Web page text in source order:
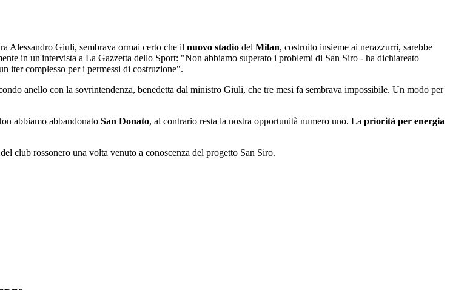
Alessandro Giuli, sembrava ormai certo che il nuovo stadio del Milan, costruito insieme ai nerazzurri, sarebbe
in un'intervista a La Gazzetta dello Sport: "Non abbiamo superato i problemi di San Siro - ha dichiareato
iter complesso per i permessi di costruzione".
anello con la sovrintendenza, benedetta dal ministro Giuli, che tre mesi fa sembrava impossibile. Un modo per
abbiamo abbandonato San Donato, al contrario resta la nostra opportunità numero uno. La priorità per energia
club rossonero una volta venuto a conoscenza del progetto San Siro.